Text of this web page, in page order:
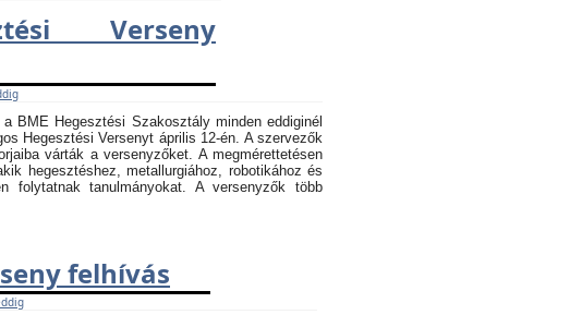
Verseny
BME Hegesztési Szakosztály minden eddiginél
Hegesztési Versenyt április 12-én. A szervezők
várták a versenyzőket. A megmérettetésen
hegesztéshez, metallurgiához, robotikához és
folytatnak tanulmányokat. A versenyzők több
felhívás